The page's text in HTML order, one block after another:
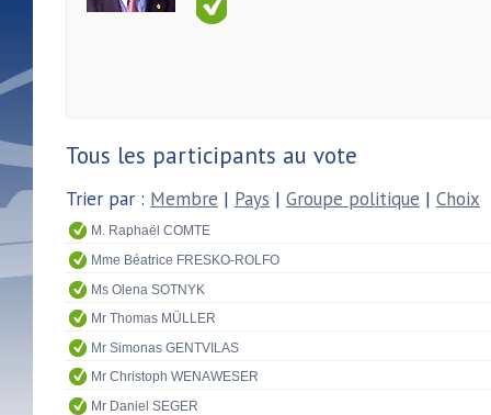
Tous les participants au vote
Trier par : Membre | Pays | Groupe politique | Choix
M. Raphaël COMTE
Mme Béatrice FRESKO-ROLFO
Ms Olena SOTNYK
Mr Thomas MÜLLER
Mr Simonas GENTVILAS
Mr Christoph WENAWESER
Mr Daniel SEGER